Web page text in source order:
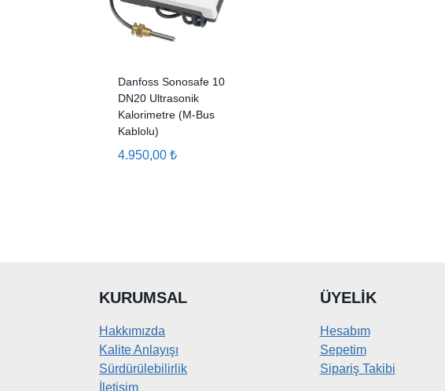
Danfoss Sonosafe 10
DN20 Ultrasonik
Kalorimetre (M-Bus
Kablolu)
4.950,00 ₺
KURUMSAL
Hakkımızda
Kalite Anlayışı
Sürdürülebilirlik
İletişim
ÜYELIK
Hesabım
Sepetim
Sipariş Takibi